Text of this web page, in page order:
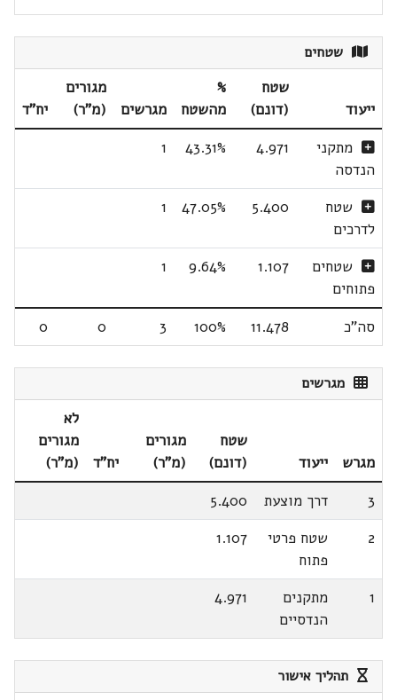
שטחים
ייעוד
שטח
(דונם)
%
מהשטח
מגרשים
מגורים
(מ"ר)
יח"ד
מתקני
הנדסה
4.971
43.31%
1
שטח
לדרכים
5.400
47.05%
1
שטחים
פתוחים
1.107
9.64%
1
סה"כ 11.478
100%
3
0
0
מגרשים
מגרש ייעוד
שטח
(דונם)
מגורים
(מ"ר)
יח"ד
לא
מגורים
(מ"ר)
3
דרך מוצעת
5.400
2
שטח פרטי
פתוח
1.107
1
מתקנים
הנדסיים
4.971
תהליך אישור